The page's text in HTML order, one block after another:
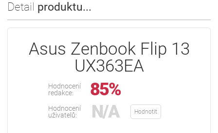
Detail produktu...
Asus Zenbook Flip 13
UX363EA
Hodnocení
redakce:
85%
Hodnocení
uživatelů:
N/A Hodnotit